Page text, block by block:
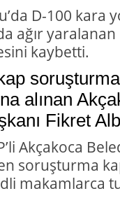
D-100 kara
ağır
kaybetti.
alınan
Fikret
Akçakoca
soruşturma
makamlarca